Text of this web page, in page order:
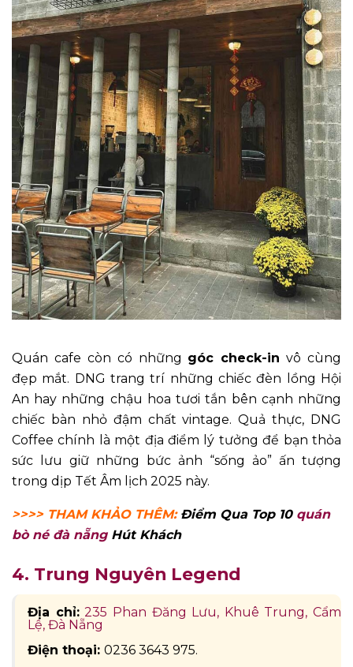
Quán cafe còn có những góc check-in vô cùng
đẹp mắt. DNG trang trí những chiếc đèn lồng Hội
An hay những chậu hoa tươi tắn bên cạnh những
chiếc bàn nhỏ đậm chất vintage. Quả thực, DNG
Coffee chính là một địa điểm lý tưởng để bạn thỏa
sức lưu giữ những bức ảnh “sống ảo” ấn tượng
trong dịp Tết Âm lịch 2025 này.
>>>> THAM KHẢO THÊM: Điểm Qua Top 10 quán
bò né đà nẵng Hút Khách
4. Trung Nguyên Legend
Địa chỉ: 235 Phan Đăng Lưu, Khuê Trung, Cẩm
Lệ, Đà Nẵng
Điện thoại: 0236 3643 975.